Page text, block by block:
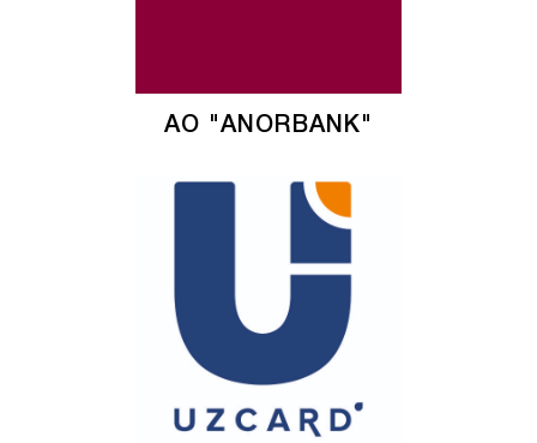
АО "ANORBANK"